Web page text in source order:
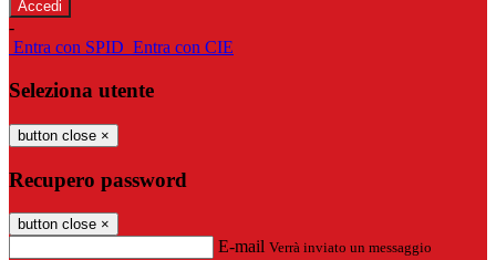
-
Entra con SPID Entra con CIE
Seleziona utente
button close ×
Recupero password
button close ×
E-mail Verrà inviato un messaggio